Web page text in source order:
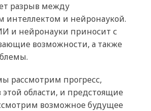
разрыв между
интеллектом и нейронаукой.
и нейронауки приносит с
возможности, а также
рассмотрим прогресс,
области, и предстоящие
возможное будущее